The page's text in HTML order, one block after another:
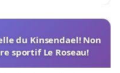
du Kinsendael! Non
sportif Le Roseau!